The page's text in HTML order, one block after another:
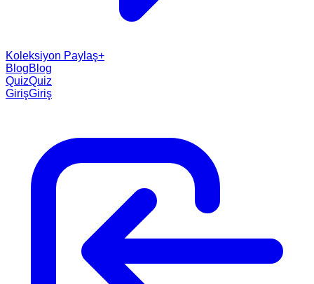
Koleksiyon Paylaş+
BlogBlog
QuizQuiz
GirişGiriş